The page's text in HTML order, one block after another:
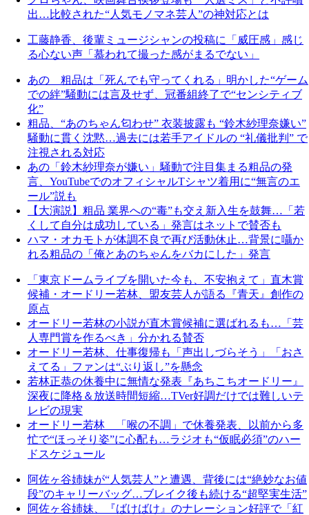
出…比較された“人気モノマネ芸人”の神対応とは
工藤静香、後輩ミュージシャンの投稿に「威圧感」感じ
る心ない声「慕われて撮った感がまるでない」
あの 粗品は「死んでも守ってくれる」明かした“ゲーム
での絆”騒動には言及せず、冠番組終了で“センシティブ
化”
粗品、“あのちゃん匂わせ” 衣装披露も “鈴木紗理奈嫌い”
騒動に貫く沈黙…過去には若手アイドルの “礼儀批判” で
注視される対応
あの「鈴木紗理奈が嫌い」騒動で注目集まる粗品の発
言、YouTubeでのオフィシャルTシャツ着用に“無言のエ
ール”説も
【大演説】粗品 業界への“毒”も交え新入生を鼓舞…「若
くして自分は成功している」発言はネットで賛否も
ハマ・オカモトが体調不良で再び活動休止…背景に囁か
れる粗品の「俺とあのちゃんをバカにした」発言
「東京ドームライブを開いた今も、不安抱えて」直木賞
候補・オードリー若林、盟友芸人が語る『青天』創作の
原点
オードリー若林の小説が直木賞候補に選ばれるも…「芸
人専門賞を作るべき」分かれる賛否
オードリー若林、仕事復帰も「声出しづらそう」「おさ
えてる」ファンは“ぶり返し”を懸念
若林正恭の休養中に無情な発表『あちこちオードリー』
深夜に降格＆放送時間短縮…TVer好調だけでは難しいテ
レビの現実
オードリー若林 「喉の不調」で休養発表、以前から多
忙で“ほっそり姿”に心配も…ラジオも“仮眠必須”のハー
ドスケジュール
阿佐ヶ谷姉妹が“人気芸人”と遭遇、背後には“絶妙なお値
段”のキャリーバッグ…ブレイク後も続ける“超堅実生活”
阿佐ヶ谷姉妹、『ばけばけ』のナレーション好評で「紅